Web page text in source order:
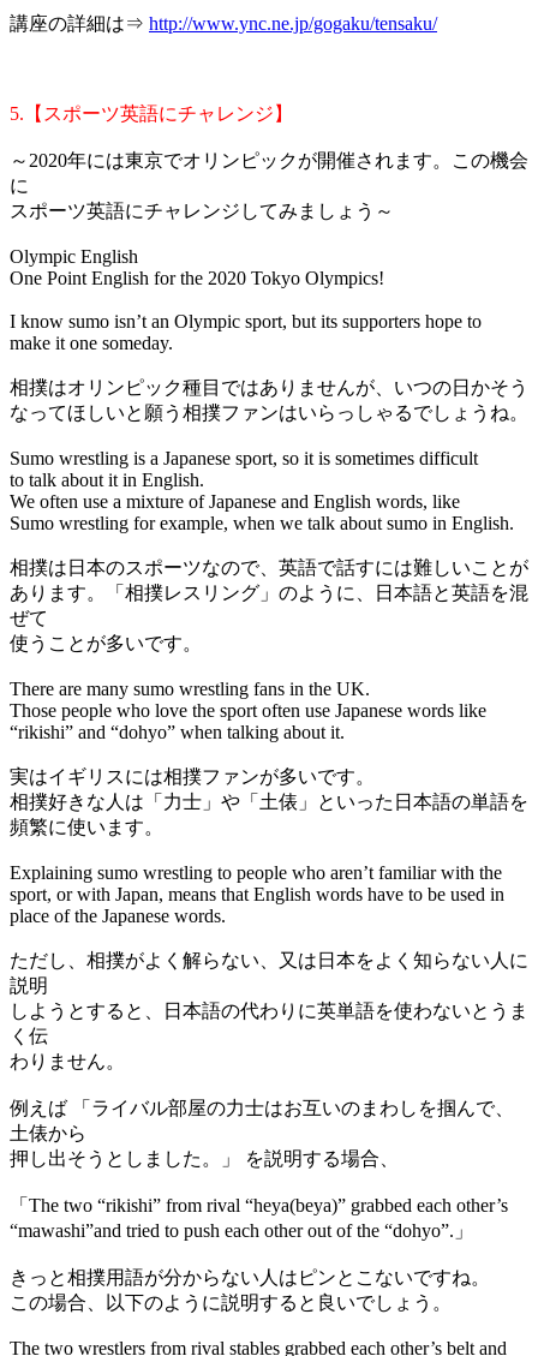
講座の詳細は⇒ http://www.ync.ne.jp/gogaku/tensaku/
5.【スポーツ英語にチャレンジ】
～2020年には東京でオリンピックが開催されます。この機会
に
スポーツ英語にチャレンジしてみましょう～
Olympic English
One Point English for the 2020 Tokyo Olympics!
I know sumo isn’t an Olympic sport, but its supporters hope to
make it one someday.
相撲はオリンピック種目ではありませんが、いつの日かそう
なってほしいと願う相撲ファンはいらっしゃるでしょうね。
Sumo wrestling is a Japanese sport, so it is sometimes difficult
to talk about it in English.
We often use a mixture of Japanese and English words, like
Sumo wrestling for example, when we talk about sumo in English.
相撲は日本のスポーツなので、英語で話すには難しいことが
あります。「相撲レスリング」のように、日本語と英語を混
ぜて
使うことが多いです。
There are many sumo wrestling fans in the UK.
Those people who love the sport often use Japanese words like
“rikishi” and “dohyo” when talking about it.
実はイギリスには相撲ファンが多いです。
相撲好きな人は「力士」や「土俵」といった日本語の単語を
頻繁に使います。
Explaining sumo wrestling to people who aren’t familiar with the
sport, or with Japan, means that English words have to be used in
place of the Japanese words.
ただし、相撲がよく解らない、又は日本をよく知らない人に
説明
しようとすると、日本語の代わりに英単語を使わないとうま
く伝
わりません。
例えば 「ライバル部屋の力士はお互いのまわしを掴んで、
土俵から
押し出そうとしました。」 を説明する場合、
「The two “rikishi” from rival “heya(beya)” grabbed each other’s
“mawashi”and tried to push each other out of the “dohyo”.」
きっと相撲用語が分からない人はピンとこないですね。
この場合、以下のように説明すると良いでしょう。
The two wrestlers from rival stables grabbed each other’s belt and